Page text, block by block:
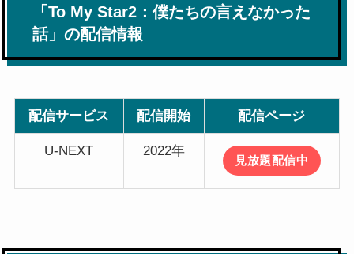
「To My Star2：僕たちの言えなかった
話」の配信情報
配信サービス 配信開始 配信ページ
U-NEXT 2022年
見放題配信中